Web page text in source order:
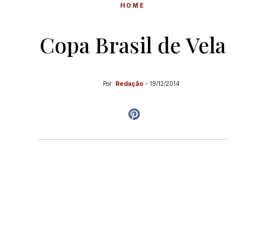
HOME
Copa Brasil de Vela
Por: Redação - 19/12/2014